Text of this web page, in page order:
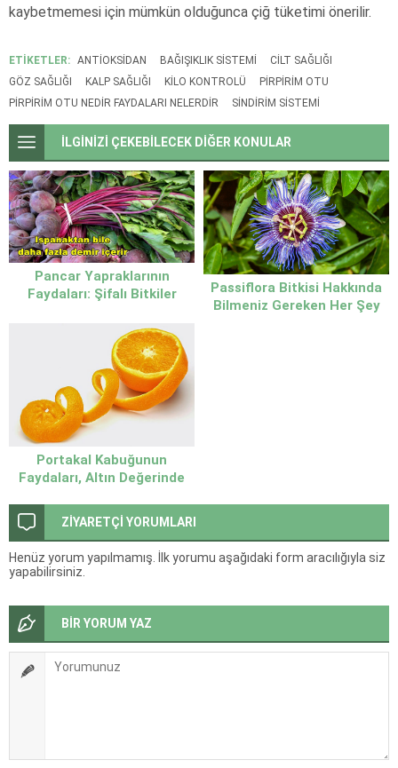
kaybetmemesi için mümkün olduğunca çiğ tüketimi önerilir.
ETİKETLER: ANTIOKSIDAN BAĞIŞIKLIK SISTEMI
CILT SAĞLIĞI
GÖZ SAĞLIĞI
KALP SAĞLIĞI KILO KONTROLÜ
PIRPIRIM OTU
PIRPIRIM OTU NEDIR FAYDALARI NELERDIR
SINDIRIM SISTEMI
İLGİNİZİ ÇEKEBİLECEK DİĞER KONULAR
Pancar Yapraklarının
Faydaları: Şifalı Bitkiler
Passiflora Bitkisi Hakkında
Bilmeniz Gereken Her Şey
Portakal Kabuğunun
Faydaları, Altın Değerinde
ZİYARETÇİ YORUMLARI
Henüz yorum yapılmamış. İlk yorumu aşağıdaki form aracılığıyla siz
yapabilirsiniz.
BİR YORUM YAZ